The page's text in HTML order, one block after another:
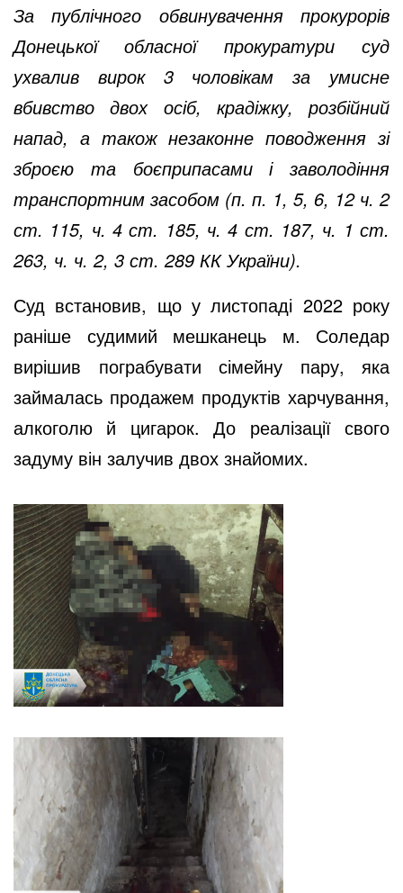
За публічного обвинувачення прокурорів
Донецької обласної прокуратури суд
ухвалив вирок 3 чоловікам за умисне
вбивство двох осіб, крадіжку, розбійний
напад, а також незаконне поводження зі
зброєю та боєприпасами і заволодіння
транспортним засобом (п. п. 1, 5, 6, 12 ч. 2
ст. 115, ч. 4 ст. 185, ч. 4 ст. 187, ч. 1 ст.
263, ч. ч. 2, 3 ст. 289 КК України).
Суд встановив, що у листопаді 2022 року
раніше судимий мешканець м. Соледар
вирішив пограбувати сімейну пару, яка
займалась продажем продуктів харчування,
алкоголю й цигарок. До реалізації свого
задуму він залучив двох знайомих.